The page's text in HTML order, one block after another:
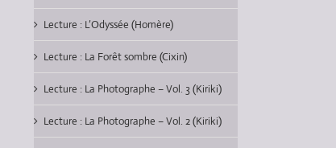
Lecture : L’Odyssée (Homère)
Lecture : La Forêt sombre (Cixin)
Lecture : La Photographe – Vol. 3 (Kiriki)
Lecture : La Photographe – Vol. 2 (Kiriki)